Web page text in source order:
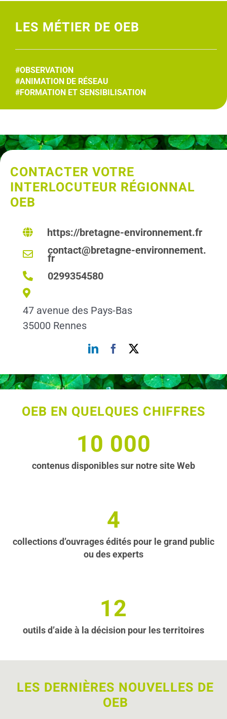
LES MÉTIER DE OEB
#OBSERVATION
#ANIMATION DE RÉSEAU
#FORMATION ET SENSIBILISATION
CONTACTER VOTRE
INTERLOCUTEUR RÉGIONNAL
OEB
https://bretagne-environnement.fr
contact@bretagne-environnement.
fr
0299354580
47 avenue des Pays-Bas
35000 Rennes
OEB EN QUELQUES CHIFFRES
10 000
contenus disponibles sur notre site Web
4
collections d’ouvrages édités pour le grand public
ou des experts
12
outils d’aide à la décision pour les territoires
LES DERNIÈRES NOUVELLES DE
OEB